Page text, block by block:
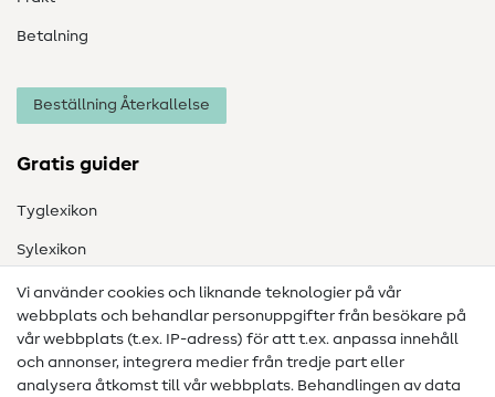
Betalning
Beställning Återkallelse
Gratis guider
Tyglexikon
Sylexikon
Sömnadsinstruktioner
Hjälp & kontakt
Kontakt
Vi använder cookies och liknande teknologier på vår
webbplats och behandlar personuppgifter från besökare på
vår webbplats (t.ex. IP-adress) för att t.ex. anpassa innehåll
och annonser, integrera medier från tredje part eller
analysera åtkomst till vår webbplats. Behandlingen av data